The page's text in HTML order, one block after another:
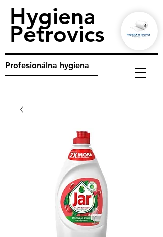
Profesionálna hygiena
Hygiena
Petrovics